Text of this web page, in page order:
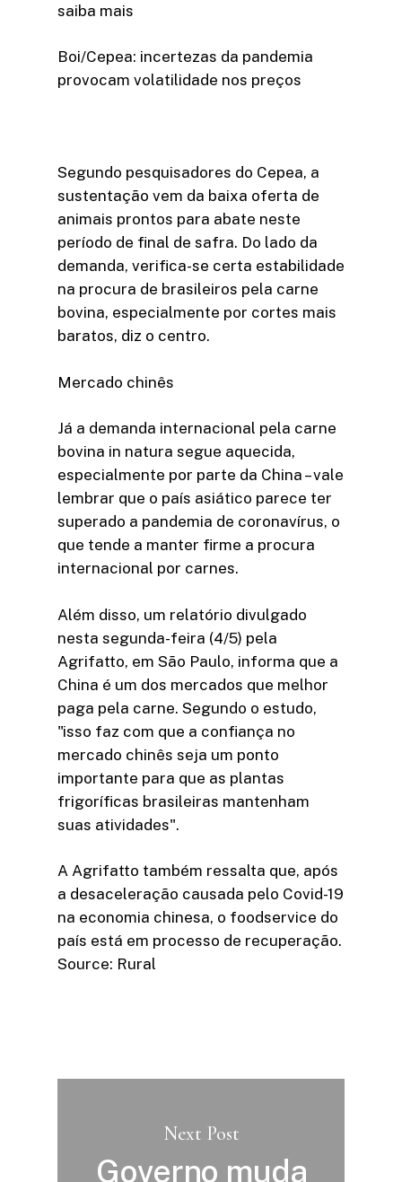
saiba mais
Boi/Cepea: incertezas da pandemia
provocam volatilidade nos preços
Segundo pesquisadores do Cepea, a
sustentação vem da baixa oferta de
animais prontos para abate neste
período de final de safra. Do lado da
demanda, verifica-se certa estabilidade
na procura de brasileiros pela carne
bovina, especialmente por cortes mais
baratos, diz o centro.
Mercado chinês
Já a demanda internacional pela carne
bovina in natura segue aquecida,
especialmente por parte da China – vale
lembrar que o país asiático parece ter
superado a pandemia de coronavírus, o
que tende a manter firme a procura
internacional por carnes.
Além disso, um relatório divulgado
nesta segunda-feira (4/5) pela
Agrifatto, em São Paulo, informa que a
China é um dos mercados que melhor
paga pela carne. Segundo o estudo,
"isso faz com que a confiança no
mercado chinês seja um ponto
importante para que as plantas
frigoríficas brasileiras mantenham
suas atividades".
A Agrifatto também ressalta que, após
a desaceleração causada pelo Covid-19
na economia chinesa, o foodservice do
país está em processo de recuperação.
Source: Rural
Next Post
Governo muda